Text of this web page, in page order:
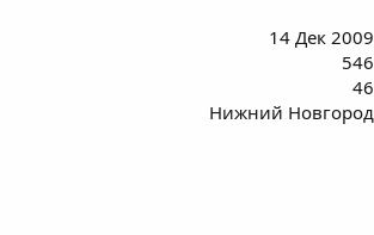
14 Дек 2009
546
46
Нижний Новгород